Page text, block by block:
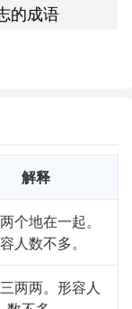
天坚持学
的成语
解释
个地在一起。
人数不多。
两两。形容人